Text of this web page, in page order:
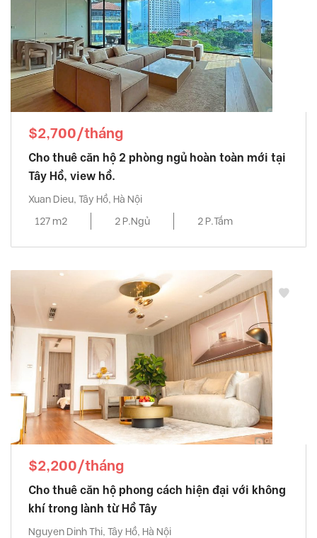
$2,700/tháng
Cho thuê căn hộ 2 phòng ngủ hoàn toàn mới tại
Tây Hồ, view hồ.
Xuan Dieu, Tây Hồ, Hà Nội
127 m2
2 P.Ngủ 2 P.Tắm
$2,200/tháng
Cho thuê căn hộ phong cách hiện đại với không
khí trong lành từ Hồ Tây
Nguyen Dinh Thi, Tây Hồ, Hà Nội